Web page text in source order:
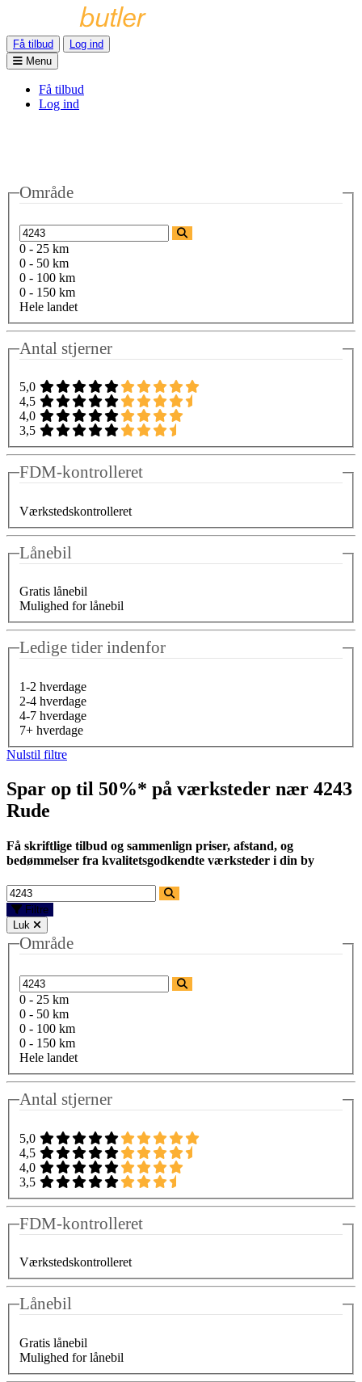
Få tilbud
Log ind
Menu
Få tilbud
Log ind
Område
0 - 25 km
0 - 50 km
0 - 100 km
0 - 150 km
Hele landet
Antal stjerner
5,0
4,5
4,0
3,5
FDM-kontrolleret
Værkstedskontrolleret
Lånebil
Gratis lånebil
Mulighed for lånebil
Ledige tider indenfor
1-2 hverdage
2-4 hverdage
4-7 hverdage
7+ hverdage
Nulstil filtre
Spar op til 50%* på værksteder nær 4243
Rude
Få skriftlige tilbud og sammenlign priser, afstand, og
bedømmelser fra kvalitetsgodkendte værksteder i din by
Filtre
Luk
Område
0 - 25 km
0 - 50 km
0 - 100 km
0 - 150 km
Hele landet
Antal stjerner
5,0
4,5
4,0
3,5
FDM-kontrolleret
Værkstedskontrolleret
Lånebil
Gratis lånebil
Mulighed for lånebil